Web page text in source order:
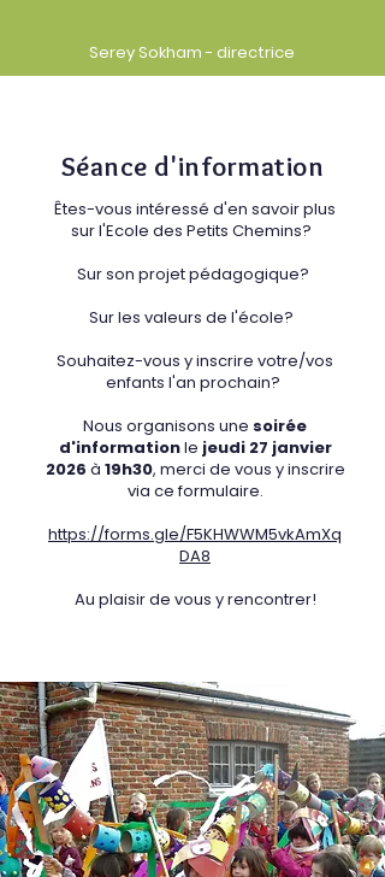
Serey Sokham - directrice
Séance d'information
Êtes-vous intéressé d'en savoir plus
sur l'Ecole des Petits Chemins?
Sur son projet pédagogique?
Sur les valeurs de l'école?
Souhaitez-vous y inscrire votre/vos
enfants l'an prochain?
Nous organisons une soirée
d'informationle jeudi 27 janvier
2026 à 19h30, merci de vous y inscrire
via ce formulaire.
https://forms.gle/F5KHWWM5vkAmXq
DA8
Au plaisir de vous y rencontrer!